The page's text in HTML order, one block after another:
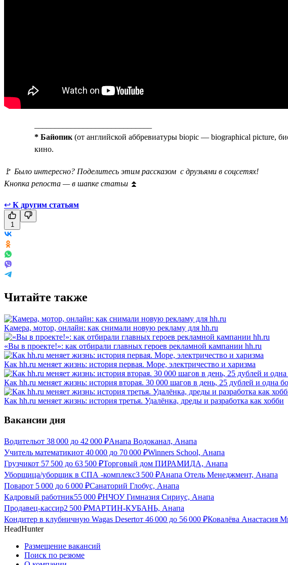
* Байопик (от английской аббревиатуры biopic — biographical picture,
кино.
🚩 Было интересно? Поделитесь этим рассказом с друзьями в соцсетях!
Кнопка репоста — в шапке статьи ⏫
↩ К другим статьям
1
Читайте также
Камера, мотор, онлайн: как снимали новую рекламу для hh.ru
«Вы в проекте!»: как отбирали главных героев рекламной кампании hh.ru
Как hh.ru меняет жизнь: история первая. Море, электричество и харизма
Как hh.ru меняет жизнь: история вторая. 30 000 шагов в день, 25 дублей и одна
Как hh.ru меняет жизнь: история третья. Удалёнка, дреды и разработка как хобби
Вакансии дня
Водительот 38 000 до 42 000 ₽Анапа Водоканал, Анапа
Учитель математикиот 40 000 до 70 000 ₽Winners School, Анапа
Грузчикот 57 500 до 63 500 ₽Торговый дом ПИРАМИДА, Анапа
Уборщица/уборщик в СПА -комплекс3 500 ₽Анапа Отель Менеджмент, Анапа
Поварот 5 000 до 6 000 ₽Санаторий Глобус, Анапа
Кадровый работник55 000 ₽НЧОУ Гимназия Сириус, Анапа
Продавец-кассир2 500 ₽МАРТИН-КУБАНЬ, Анапа
Кондитер в клубничную Wagas Desertот 46 000 до 56 000 ₽Ковалёва Анастасия
HeadHunter
Размещение вакансий
Поиск по резюме